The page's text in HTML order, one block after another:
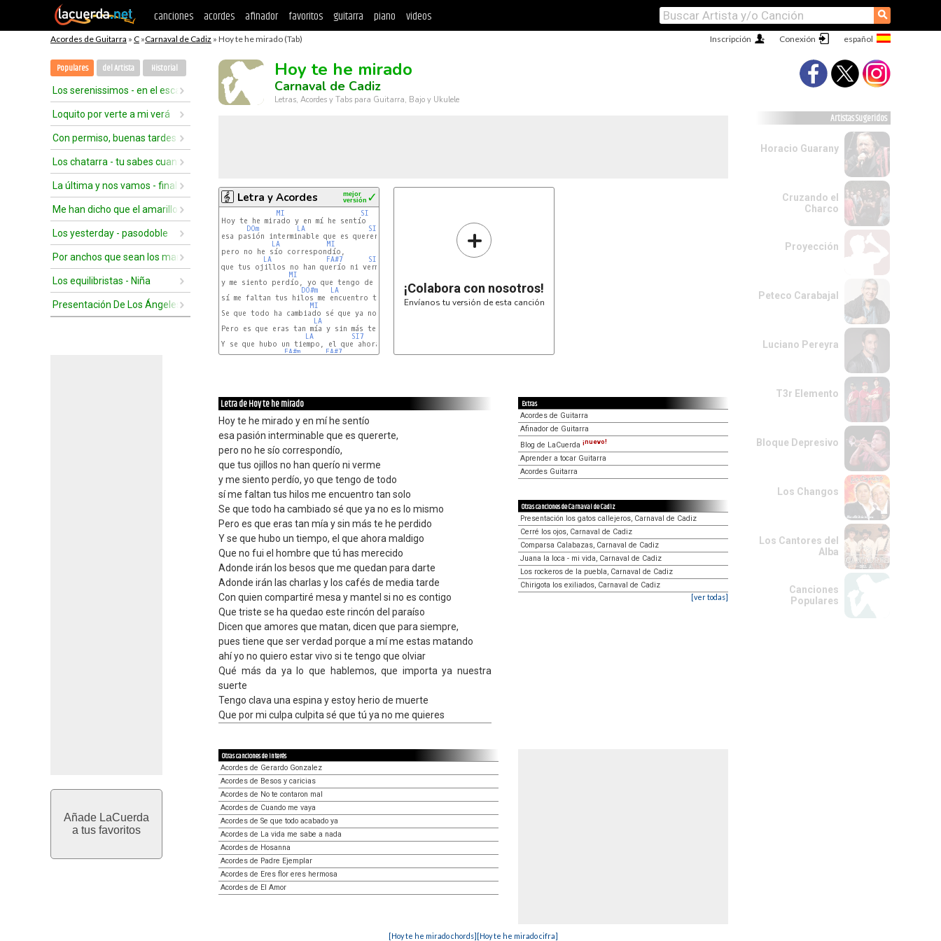
canciones acordes afinador favoritos guitarra piano videos ⚲
Acordes de Guitarra » C »Carnaval de Cadiz » Hoy te he mirado (Tab) Conexión
Inscripción
Populares del Artista Historial
Los serenissimos - en el escalón
Loquito por verte a mi verá
Con permiso, buenas tardes
Los chatarra - tu sabes cuanto te quiero
La última y nos vamos - final popurrí
Me han dicho que el amarillo
Los yesterday - pasodoble
Por anchos que sean los mares
Los equilibristas - Niña
Presentación De Los Ángeles Caidos
Añade LaCuerda
a tus favoritos
Hoy te he mirado
Carnaval de Cadiz
Letras, Acordes y Tabs para Guitarra, Bajo y Ukulele
Letra y Acordes ✓
mejor
versión
MI
SI
Hoy te he mirado y en mí he sentío
DOm
LA
SI
esa pasión interminable que es quererte,
LA
MI
pero no he sío correspondío,
LA
FA#7
SI7
que tus ojillos no han querío ni verme
MI
y me siento perdío, yo que tengo de todo
DO#m
LA
SI7
sí me faltan tus hilos me encuentro tan solo
MI
SI
Se que todo ha cambiado sé que ya no es lo mismo
LA
Pero es que eras tan mía y sin más te he perdido
LA
SI7
Y se que hubo un tiempo, el que ahora maldigo
FA#m
FA#7
SI7
+
¡Colabora con nosotros!
Envíanos tu versión de esta canción
Letra de Hoy te he mirado
Hoy te he mirado y en mí he sentío
esa pasión interminable que es quererte,
pero no he sío correspondío,
que tus ojillos no han querío ni verme
y me siento perdío, yo que tengo de todo
sí me faltan tus hilos me encuentro tan solo
Se que todo ha cambiado sé que ya no es lo mismo
Pero es que eras tan mía y sin más te he perdido
Y se que hubo un tiempo, el que ahora maldigo
Que no fui el hombre que tú has merecido
Adonde irán los besos que me quedan para darte
Adonde irán las charlas y los cafés de media tarde
Con quien compartiré mesa y mantel si no es contigo
Que triste se ha quedao este rincón del paraíso
Dicen que amores que matan, dicen que para siempre,
pues tiene que ser verdad porque a mí me estas matando
ahí yo no quiero estar vivo si te tengo que olviar
Qué más da ya lo que hablemos, que importa ya nuestra
suerte
Tengo clava una espina y estoy herio de muerte
Que por mi culpa culpita sé que tú ya no me quieres
Extras
Acordes de Guitarra
Afinador de Guitarra
Blog de LaCuerda ¡nuevo!
Aprender a tocar Guitarra
Acordes Guitarra
Otras canciones de Carnaval de Cadiz
Presentación los gatos callejeros, Carnaval de Cadiz
Cerré los ojos, Carnaval de Cadiz
Comparsa Calabazas, Carnaval de Cadiz
Juana la loca - mi vida, Carnaval de Cadiz
Los rockeros de la puebla, Carnaval de Cadiz
Chirigota los exiliados, Carnaval de Cadiz
[ver todas]
Otras canciones de interés
Acordes de Gerardo Gonzalez
Acordes de Besos y caricias
Acordes de No te contaron mal
Acordes de Cuando me vaya
Acordes de Se que todo acabado ya
Acordes de La vida me sabe a nada
Acordes de Hosanna
Acordes de Padre Ejemplar
Acordes de Eres flor eres hermosa
Acordes de El Amor
[Hoy te he mirado chords][Hoy te he mirado cifra]
Artistas Sugeridos
Horacio Guarany
Cruzando el
Charco
Proyección
Peteco Carabajal
Luciano Pereyra
T3r Elemento
Bloque Depresivo
Los Changos
Los Cantores del
Alba
Canciones
Populares